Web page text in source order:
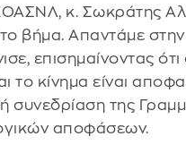
κ. Σωκράτης
βήμα. Απαντάμε στην
επισημαίνοντας
κίνημα είναι
συνεδρίαση της
αποφάσεων.